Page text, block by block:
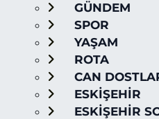
GÜNDEM
SPOR
YAŞAM
ROTA
CAN
ESKİŞEHİR
ESKİŞEHİR